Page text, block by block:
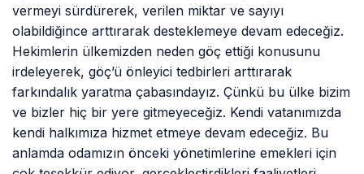
vermeyi sürdürerek, verilen miktar ve sayıyı
olabildiğince arttırarak desteklemeye devam edeceğiz.
Hekimlerin ülkemizden neden göç ettiği konusunu
irdeleyerek, göç’ü önleyici tedbirleri arttırarak
farkındalık yaratma çabasındayız. Çünkü bu ülke bizim
ve bizler hiç bir yere gitmeyeceğiz. Kendi vatanımızda
kendi halkımıza hizmet etmeye devam edeceğiz. Bu
anlamda odamızın önceki yönetimlerine emekleri için